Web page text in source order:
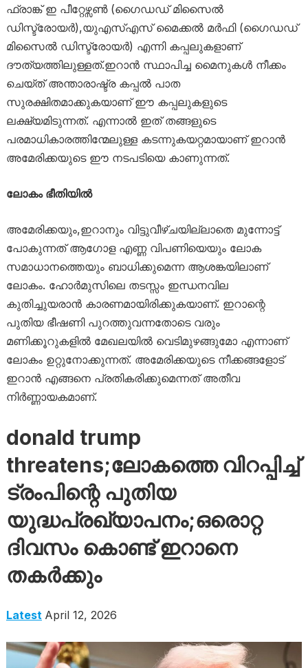
ഫ്രാങ്ക് ഇ പീറ്റേഴ്സൺ (ഗൈഡഡ് മിസൈൽ
ഡിസ്ട്രോയർ),യുഎസ്എസ് മൈക്കൽ മർഫി (ഗൈഡഡ്
മിസൈൽ ഡിസ്ട്രോയർ) എന്നി കപ്പലുകളാണ്
ദൗത്യത്തിലുള്ളത്.ഇറാൻ സ്ഥാപിച്ച മൈനുകൾ നീക്കം
ചെയ്ത് അന്താരാഷ്ട്ര കപ്പൽ പാത
സുരക്ഷിതമാക്കുകയാണ് ഈ കപ്പലുകളുടെ
ലക്ഷ്യമിടുന്നത്. എന്നാൽ ഇത് തങ്ങളുടെ
പരമാധികാരത്തിന്മേലുള്ള കടന്നുകയറ്റമായാണ് ഇറാൻ
അമേരിക്കയുടെ ഈ നടപടിയെ കാണുന്നത്.
ലോകം ഭീതിയിൽ
അമേരിക്കയും,ഇറാനും വിട്ടുവീഴ്ചയില്ലാതെ മുന്നോട്ട്
പോകുന്നത് ആഗോള എണ്ണ വിപണിയെയും ലോക
സമാധാനത്തെയും ബാധിക്കുമെന്ന ആശങ്കയിലാണ്
ലോകം. ഹോർമുസിലെ തടസ്സം ഇന്ധനവില
കുതിച്ചുയരാൻ കാരണമായിരിക്കുകയാണ്. ഇറാന്റെ
പുതിയ ഭീഷണി പുറത്തുവന്നതോടെ വരും
മണിക്കൂറുകളിൽ മേഖലയിൽ വെടിമുഴങ്ങുമോ എന്നാണ്
ലോകം ഉറ്റുനോക്കുന്നത്. അമേരിക്കയുടെ നീക്കങ്ങളോട്
ഇറാൻ എങ്ങനെ പ്രതികരിക്കുമെന്നത് അതീവ
നിർണ്ണായകമാണ്.
donald trump
threatens;ലോകത്തെ വിറപ്പിച്ച്
ട്രംപിന്റെ പുതിയ
യുദ്ധപ്രഖ്യാപനം;ഒരൊറ്റ
ദിവസം കൊണ്ട് ഇറാനെ
തകർക്കും
Latest April 12, 2026